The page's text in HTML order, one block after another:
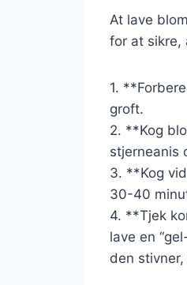
At lave
for at sikre,
1.
groft.
2. **Kog
stjerneanis
3. **Kog
30-40
4. **Tjek
lave en
den